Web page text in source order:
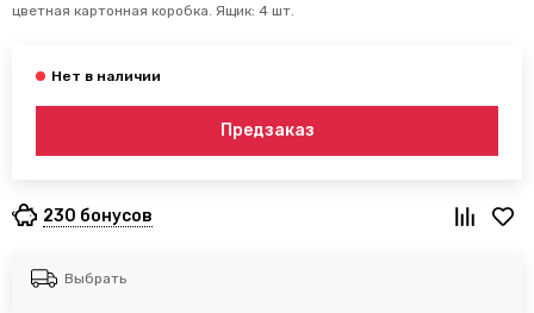
цветная картонная коробка. Ящик: 4 шт.
Предзаказ
230 бонусов
Выбрать